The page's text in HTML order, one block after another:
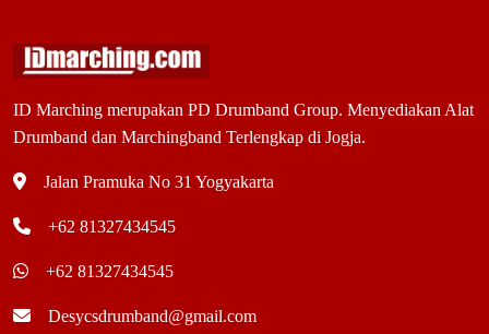
ID Marching merupakan PD Drumband Group. Menyediakan Alat
Drumband dan Marchingband Terlengkap di Jogja.
Jalan Pramuka No 31 Yogyakarta
+62 81327434545
+62 81327434545
Desycsdrumband@gmail.com